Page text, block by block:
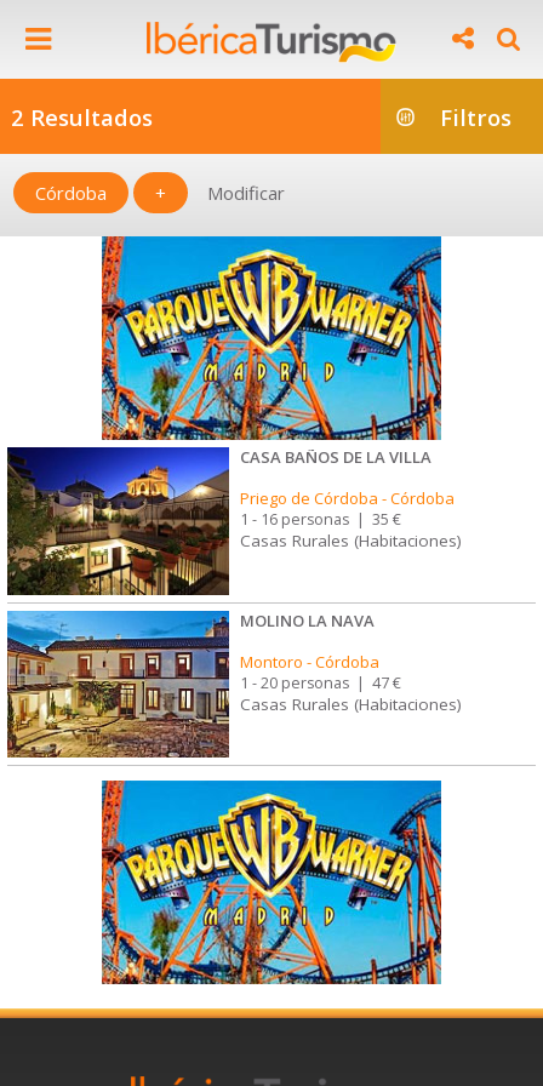
2 Resultados Filtros
Córdoba + Modificar
CASA BAÑOS DE LA VILLA
Priego de Córdoba -Córdoba
1 - 16 personas | 35 €
Casas Rurales (Habitaciones)
MOLINO LA NAVA
Montoro -Córdoba
1 - 20 personas | 47 €
Casas Rurales (Habitaciones)